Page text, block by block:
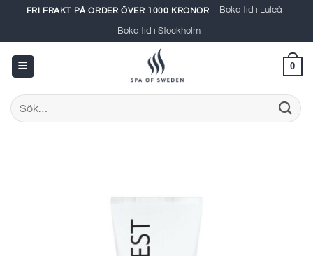
content
FRI FRAKT PÅ ORDER ÖVER 1000 KRONOR Boka tid i Luleå
Boka tid i Stockholm
0
Sök
efter: